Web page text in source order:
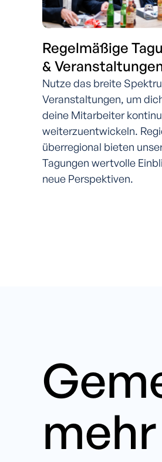
Regelmäßige
&
Nutze das breite
Veranstaltungen, um
deine Mitarbeiter
weiterzuentwickeln.
überregional bieten
Tagungen wertvolle
neue Perspektiven.